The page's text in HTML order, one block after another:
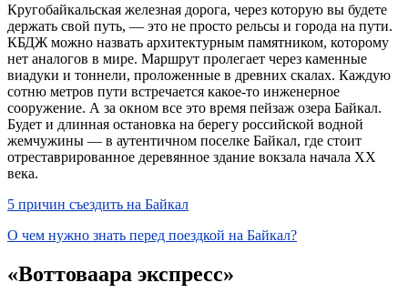
Кругобайкальская железная дорога, через которую вы будете
держать свой путь, — это не просто рельсы и города на пути.
КБДЖ можно назвать архитектурным памятником, которому
нет аналогов в мире. Маршрут пролегает через каменные
виадуки и тоннели, проложенные в древних скалах. Каждую
сотню метров пути встречается какое-то инженерное
сооружение. А за окном все это время пейзаж озера Байкал.
Будет и длинная остановка на берегу российской водной
жемчужины — в аутентичном поселке Байкал, где стоит
отреставрированное деревянное здание вокзала начала XX
века.
5 причин съездить на Байкал
О чем нужно знать перед поездкой на Байкал?
«Воттоваара экспресс»